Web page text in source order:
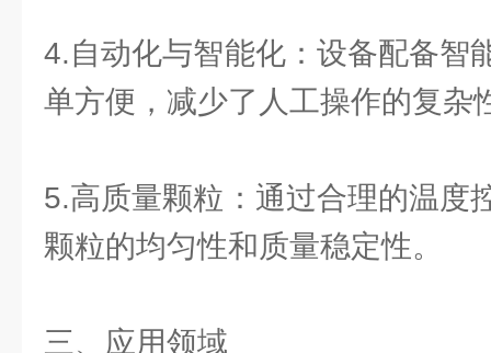
4.自动化与智能化：设备配备智
单方便，减少了人工操作的复杂
5.高质量颗粒：通过合理的温度
颗粒的均匀性和质量稳定性。
三、应用领域